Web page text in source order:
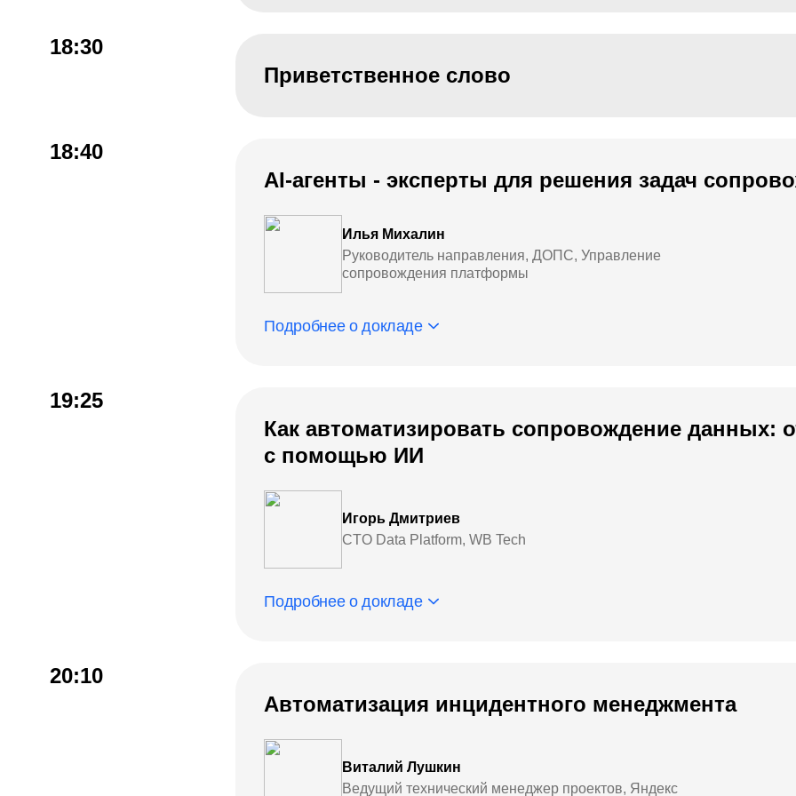
18:30
Приветственное слово
18:40
AI-агенты - эксперты для решения задач
Илья Михалин
Руководитель направления, ДОПС, Управление
сопровождения платформы
Подробнее о докладе
19:25
Как автоматизировать сопровождение данных:
с помощью ИИ
Игорь Дмитриев
CTO Data Platform, WB Tech
Подробнее о докладе
20:10
Автоматизация инцидентного менеджмента
Виталий Лушкин
Ведущий технический менеджер проектов, Яндекс